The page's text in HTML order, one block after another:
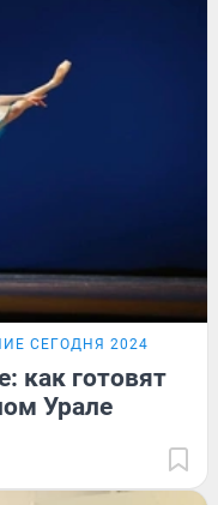
СЕГОДНЯ 2024
как готовят
Урале